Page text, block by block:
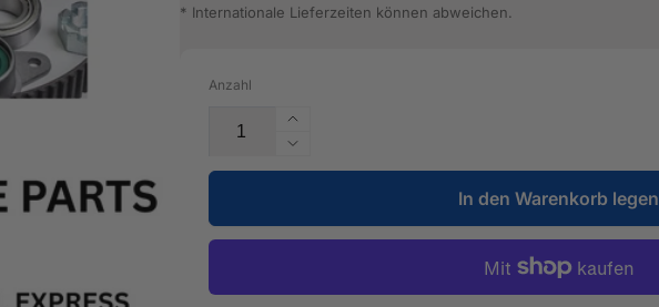
* Internationale Lieferzeiten können abweichen.
Anzahl
Erhöhe
die
Menge
Längsträger
-
803
Verringere
die
für
Längsträger
5Q0
In den Warenkorb legen